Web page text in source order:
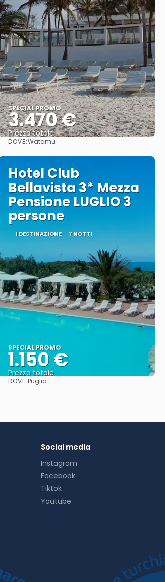
SPECIAL PROMO
3.470 €
Prezzo totale
DOVE:Watamu
Hotel Club
Bellavista 3* Mezza
Pensione LUGLIO 3
persone
1 DESTINAZIONE 7 NOTTI
SPECIAL PROMO
1.150 €
Prezzo totale
DOVE:Puglia
Social media
Instagram
Facebook
Tiktok
Youtube